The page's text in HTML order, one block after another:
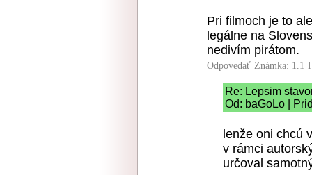
Pri filmoch je to
legálne na
nedivím pirátom.
Odpovedať Známka: 1.1
Re: Lepsim
Od: baGoLo |
lenže oni chcú
v rámci
určoval